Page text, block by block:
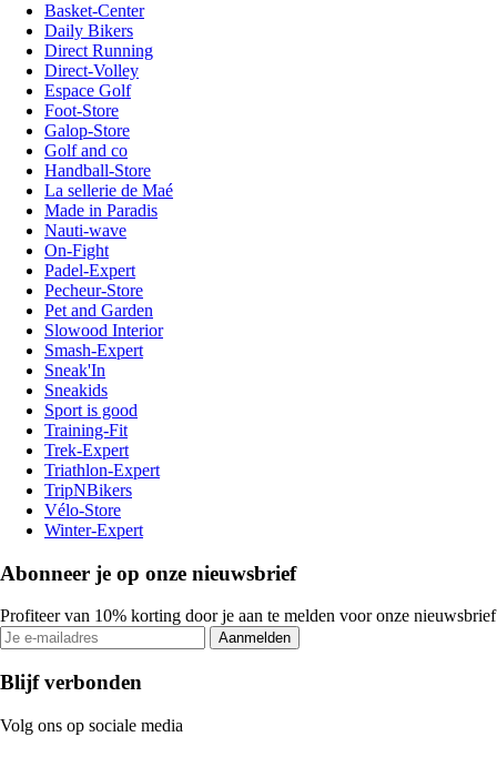
Basket-Center
Daily Bikers
Direct Running
Direct-Volley
Espace Golf
Foot-Store
Galop-Store
Golf and co
Handball-Store
La sellerie de Maé
Made in Paradis
Nauti-wave
On-Fight
Padel-Expert
Pecheur-Store
Pet and Garden
Slowood Interior
Smash-Expert
Sneak'In
Sneakids
Sport is good
Training-Fit
Trek-Expert
Triathlon-Expert
TripNBikers
Vélo-Store
Winter-Expert
Abonneer je op onze nieuwsbrief
Profiteer van 10% korting door je aan te melden voor onze nieuwsbrief
Aanmelden
Blijf verbonden
Volg ons op sociale media